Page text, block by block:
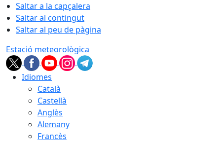
Saltar a la capçalera
Saltar al contingut
Saltar al peu de pàgina
Estació meteorològica
Idiomes
Català
Castellà
Anglès
Alemany
Francès